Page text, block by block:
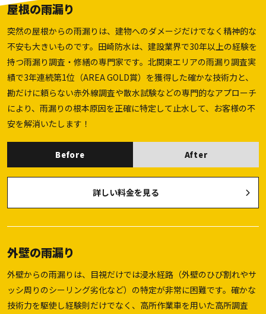
屋根の雨漏り
突然の屋根からの雨漏りは、建物へのダメージだけでなく精神的な
不安も大きいものです。田崎防水は、建設業界で30年以上の経験を
持つ雨漏り調査・修繕の専門家です。北関東エリアの雨漏り調査実
績で3年連続第1位（AREA GOLD賞）を獲得した確かな技術力と、
勘だけに頼らない赤外線調査や散水試験などの専門的なアプローチ
により、雨漏りの根本原因を正確に特定して止水して、お客様の不
安を解消いたします！
Before After
詳しい料金を見る
外壁の雨漏り
外壁からの雨漏りは、目視だけでは浸水経路（外壁のひび割れやサ
ッシ周りのシーリング劣化など）の特定が非常に困難です。確かな
技術力を駆使し経験則だけでなく、高所作業車を用いた高所調査